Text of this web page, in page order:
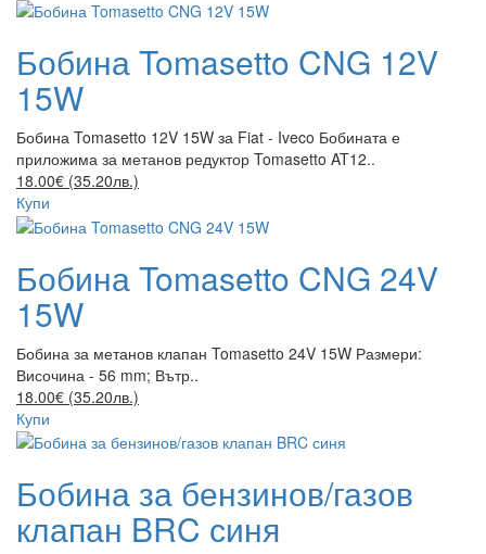
Бобина Tomasetto CNG 12V
15W
Бобина Tomasetto 12V 15W за Fiat - Iveco Бобината е
приложима за метанов редуктор Tomasetto AT12..
18.00€ (35.20лв.)
Купи
Бобина Tomasetto CNG 24V
15W
Бобина за метанов клапан Tomasetto 24V 15W Размери:
Височина - 56 mm; Вътр..
18.00€ (35.20лв.)
Купи
Бобина за бензинов/газов
клапан BRC синя